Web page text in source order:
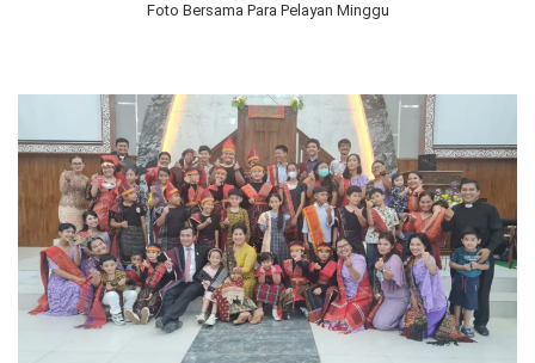
Foto Bersama Para Pelayan Minggu